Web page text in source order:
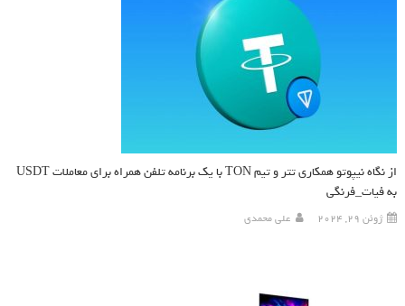
از نگاه نیپوتو همکاری تتر و تیم TON با یک برنامه تلفن همراه برای معاملات USDT
به فیات_فرنگی
ژوئن 29, 2024 علی محمدی